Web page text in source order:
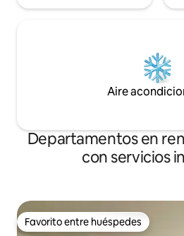
apartamentos y las cuentas de los
coanfitriones para ver todas las
Aire
Departamentos en
con servicios
Favorito entre huéspedes
Favorito entre huéspedes